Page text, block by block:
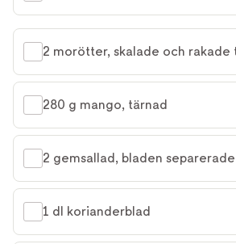
2 morötter, skalade och rakade
280 g mango, tärnad
2 gemsallad, bladen
1 dl korianderblad